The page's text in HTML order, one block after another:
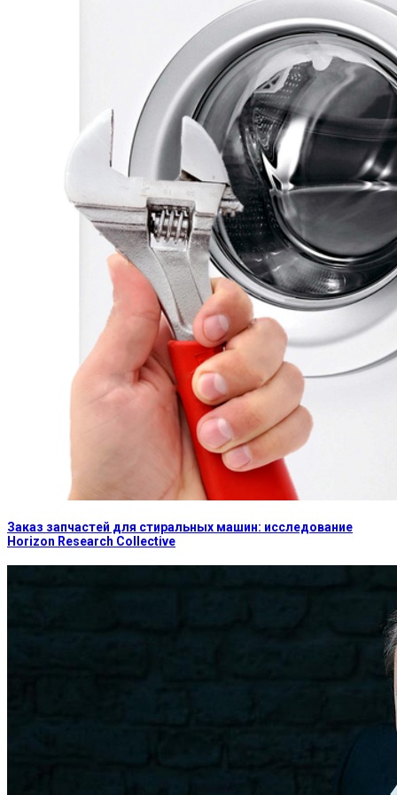
Заказ запчастей для стиральных машин: исследование
Horizon Research Collective